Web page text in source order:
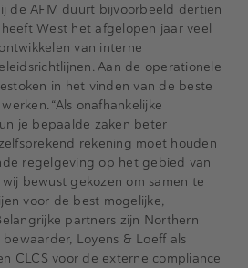
de AFM duurt bijvoorbeeld dertien
West het afgelopen jaar veel
van interne
Aan de operationele
in het vinden van de beste
“Als onafhankelijke
je bepaalde zaken beter
rekening moet houden
regelgeving op het gebied van
bewust gekozen om samen te
voor de best mogelijke,
partners zijn Northern
Loyens & Loeff als
CLCS voor de externe compliance